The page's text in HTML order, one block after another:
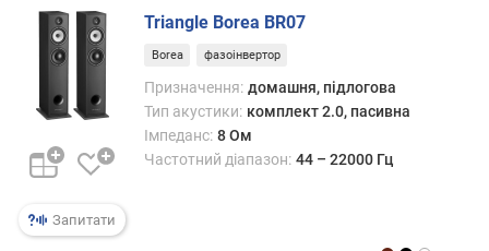
г
н
а
/
ш
у
м
д
Б
Запитати
Triangle Borea BR07
Borea фазоінвертор
Призначення: домашня, підлогова
Тип акустики: комплект 2.0, пасивна
Імпеданс: 8 Ом
Частотний діапазон: 44 – 22000 Гц